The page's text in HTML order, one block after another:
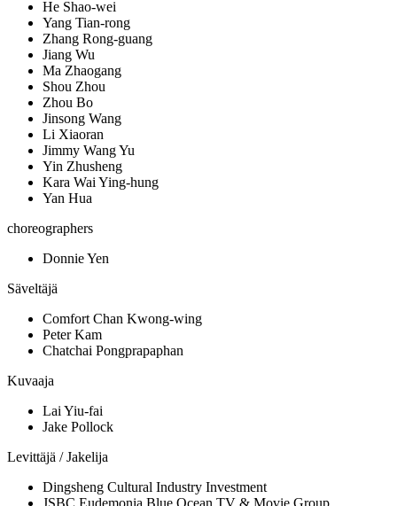
He Shao-wei
Yang Tian-rong
Zhang Rong-guang
Jiang Wu
Ma Zhaogang
Shou Zhou
Zhou Bo
Jinsong Wang
Li Xiaoran
Jimmy Wang Yu
Yin Zhusheng
Kara Wai Ying-hung
Yan Hua
choreographers
Donnie Yen
Säveltäjä
Comfort Chan Kwong-wing
Peter Kam
Chatchai Pongprapaphan
Kuvaaja
Lai Yiu-fai
Jake Pollock
Levittäjä / Jakelija
Dingsheng Cultural Industry Investment